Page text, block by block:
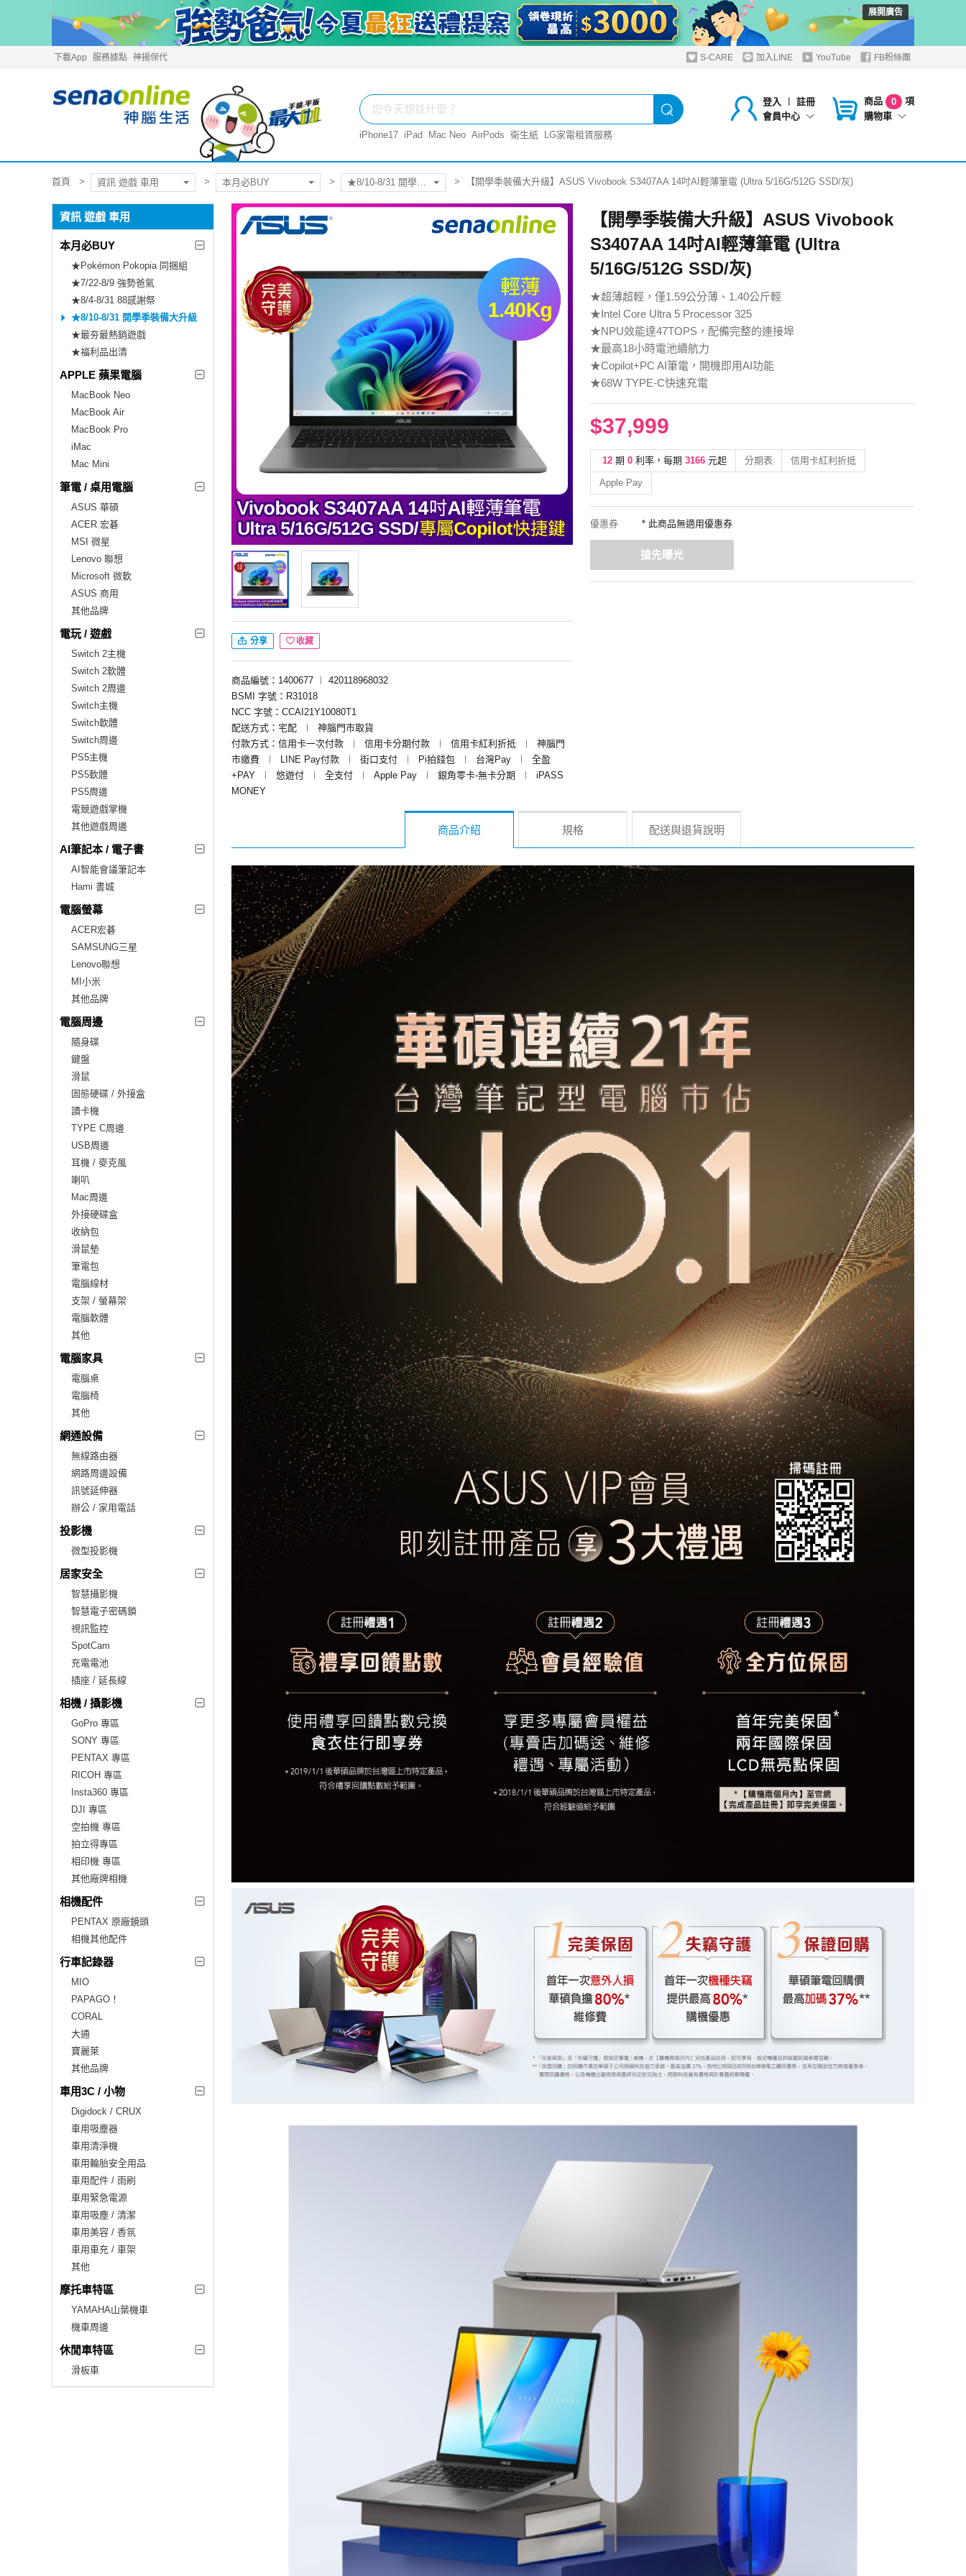
展開廣告
下載App 服務據點 神揚保代 S-CARE 加入LINE YouTube FB粉絲團
登入 ︱
註冊
會員中心
商品 0
項
購物車
iPhone17 iPad Mac Neo AirPods 衛生紙 LG家電租賃服務
首頁 資訊 遊戲 車用 本月必BUY 【開學季裝備大升級】ASUS Vivobook S3407AA 14吋AI輕薄筆電 (Ultra 5/16G/512G SSD/灰)
資訊 遊戲 車用
本月必BUY
★Pokémon Pokopia 同捆組
★7/22-8/9 強勢爸氣
★8/4-8/31 88感謝祭
★8/10-8/31 開學季裝備大升級
★最夯最熱銷遊戲
★福利品出清
APPLE 蘋果電腦
MacBook Neo
MacBook Air
MacBook Pro
iMac
Mac Mini
筆電 / 桌用電腦
ASUS 華碩
ACER 宏碁
MSI 微星
Lenovo 聯想
Microsoft 微軟
ASUS 商用
其他品牌
電玩 / 遊戲
Switch 2主機
Switch 2軟體
Switch 2周邊
Switch主機
Switch軟體
Switch周邊
PS5主機
PS5軟體
PS5周邊
電競遊戲掌機
其他遊戲周邊
AI筆記本 / 電子書
AI智能會議筆記本
Hami 書城
電腦螢幕
ACER宏碁
SAMSUNG三星
Lenovo聯想
MI小米
其他品牌
電腦周邊
隨身碟
鍵盤
滑鼠
固態硬碟 / 外接盒
讀卡機
TYPE C周邊
USB周邊
耳機 / 麥克風
喇叭
Mac周邊
外接硬碟盒
收納包
滑鼠墊
筆電包
電腦線材
支架 / 螢幕架
電腦軟體
其他
電腦家具
電腦桌
電腦椅
其他
網通設備
無線路由器
網路周邊設備
訊號延伸器
辦公 / 家用電話
投影機
微型投影機
居家安全
智慧攝影機
智慧電子密碼鎖
視訊監控
SpotCam
充電電池
插座 / 延長線
相機 / 攝影機
GoPro 專區
SONY 專區
PENTAX 專區
RICOH 專區
Insta360 專區
DJI 專區
空拍機 專區
拍立得專區
相印機 專區
其他廠牌相機
相機配件
PENTAX 原廠鏡頭
相機其他配件
行車記錄器
MIO
PAPAGO！
CORAL
大通
寶麗萊
其他品牌
車用3C / 小物
Digidock / CRUX
車用吸塵器
車用清淨機
車用輪胎安全用品
車用配件 / 雨刷
車用緊急電源
車用吸塵 / 清潔
車用美容 / 香氛
車用車充 / 車架
其他
摩托車特區
YAMAHA山葉機車
機車周邊
休閒車特區
滑板車
分享 收藏
商品編號：1400677 ︱
420118968032
BSMI 字號：R31018
NCC 字號：CCAI21Y10080T1
配送方式：宅配
︱
神腦門市取貨
付款方式：信用卡一次付款
︱ 信用卡分期付款 ︱ 信用卡紅利折抵 ︱
神腦門
市繳費
︱ LINE Pay付款 ︱ 街口支付 ︱ Pi拍錢包 ︱ 台灣Pay ︱
全盈
+PAY
︱ 悠遊付 ︱ 全支付 ︱ Apple Pay ︱ 銀角零卡-無卡分期 ︱
iPASS
MONEY
【開學季裝備大升級】ASUS Vivobook
S3407AA 14吋AI輕薄筆電 (Ultra
5/16G/512G SSD/灰)
★超薄超輕，僅1.59公分薄、1.40公斤輕
★Intel Core Ultra 5 Processor 325
★NPU效能達47TOPS，配備完整的連接埠
★最高18小時電池續航力
★Copilot+PC AI筆電，開機即用AI功能
★68W TYPE-C快速充電
$37,999
12 期 0 利率，每期 3166 元起 分期表 信用卡紅利折抵
Apple Pay
優惠券 * 此商品無適用優惠券
搶先曝光
商品介紹 規格 配送與退貨說明